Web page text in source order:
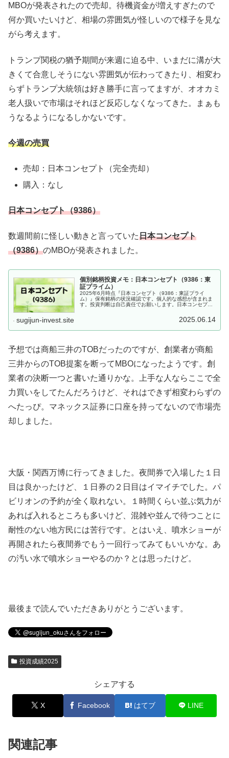
MBOが発表されたので売却。待機資金が増えすぎたので
何か買いたいけど、相場の雰囲気が怪しいので様子を見な
がら考えます。
トランプ関税の猶予期間が来週に迫る中、いまだに溝が大
きくて合意しそうにない雰囲気が伝わってきたり、相変わ
らずトランプ大統領は好き勝手に言ってますが、オオカミ
老人扱いで市場はそれほど反応しなくなってきた。まぁも
うなるようになるしかないです。
今週の売買
売却：日本コンセプト（完全売却）
購入：なし
日本コンセプト（9386）
数週間前に怪しい動きと言っていた日本コンセプト
（9386）のMBOが発表されました。
個別銘柄投資メモ：日本コンセプト（9386：東
証プライム）
2025年6月時点『日本コンセプト（9386：東証プライ
ム）』保有銘柄の状況確認です。個人的な感想が含まれま
す。投資判断は自己責任でお願いします。日本コンセプト
sugijun-invest.site 2025.06.14
予想では商船三井のTOBだったのですが、創業者が商船
三井からのTOB提案を断ってMBOになったようです。創
業者の決断一つと書いた通りかな。上手な人ならここで全
力買いをしてたんだろうけど、それはできず相変わらずの
へたっぴ。マネックス証券に口座を持ってないので市場売
却しました。
大阪・関西万博に行ってきました。夜間券で入場した１日
目は良かったけど、１日券の２日目はイマイチでした。パ
ビリオンの予約が全く取れない。１時間くらい並ぶ気力が
あれば入れるところも多いけど、混雑や並んで待つことに
耐性のない地方民には苦行です。とはいえ、噴水ショーが
再開されたら夜間券でもう一回行ってみてもいいかな。あ
の汚い水で噴水ショーやるのか？とは思ったけど。
最後まで読んでいただきありがとうございます。
投資成績2025
シェアする
X Facebook はてブ LINE
関連記事